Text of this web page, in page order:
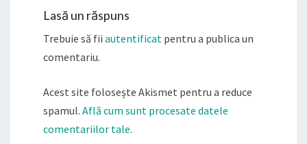
Lasă un răspuns
Trebuie să fii autentificat pentru a publica un
comentariu.
Acest site folosește Akismet pentru a reduce
spamul. Află cum sunt procesate datele
comentariilor tale.